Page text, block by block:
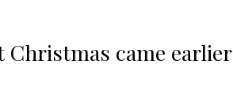
Christmas came earlier